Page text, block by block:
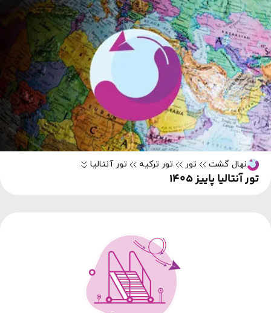
تور آنتالیا پاییز 1405
نهال گشت تور تور ترکیه تور آنتالیا